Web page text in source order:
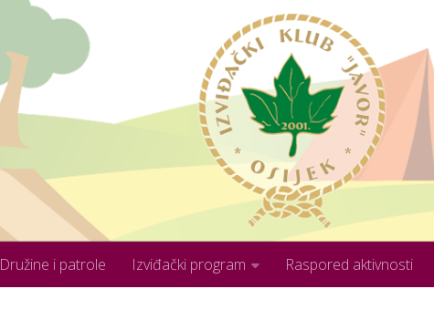
Družine i patrole Izviđački program Raspored aktivnosti